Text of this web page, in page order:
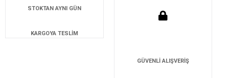
STOKTAN AYNI GÜN
KARGOYA TESLİM
GÜVENLİ ALIŞVERİŞ